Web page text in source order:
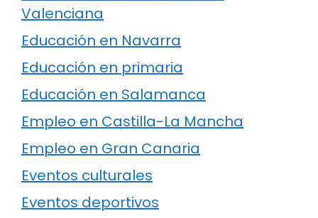
Valenciana
Educación en Navarra
Educación en primaria
Educación en Salamanca
Empleo en Castilla-La Mancha
Empleo en Gran Canaria
Eventos culturales
Eventos deportivos